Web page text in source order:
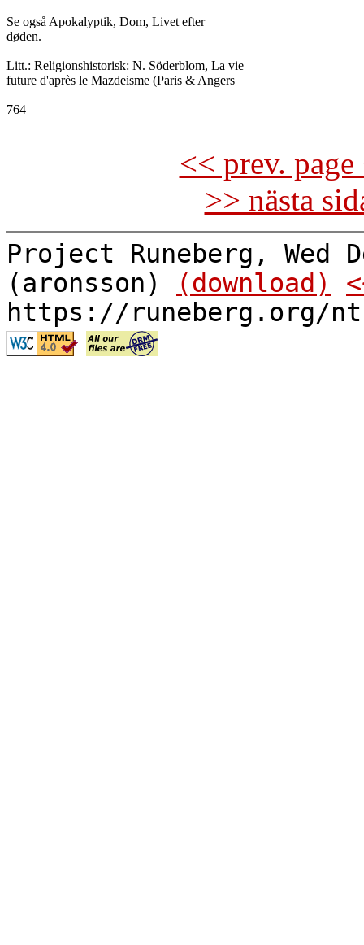
Se også Apokalyptik, Dom, Livet efter
døden.
Litt.: Religionshistorisk: N. Söderblom, La vie
future d'après le Mazdeisme (Paris & Angers
764
<< prev.
>> nästa
Project Runeberg, Wed
(aronsson)
(download)
https://runeberg.org/